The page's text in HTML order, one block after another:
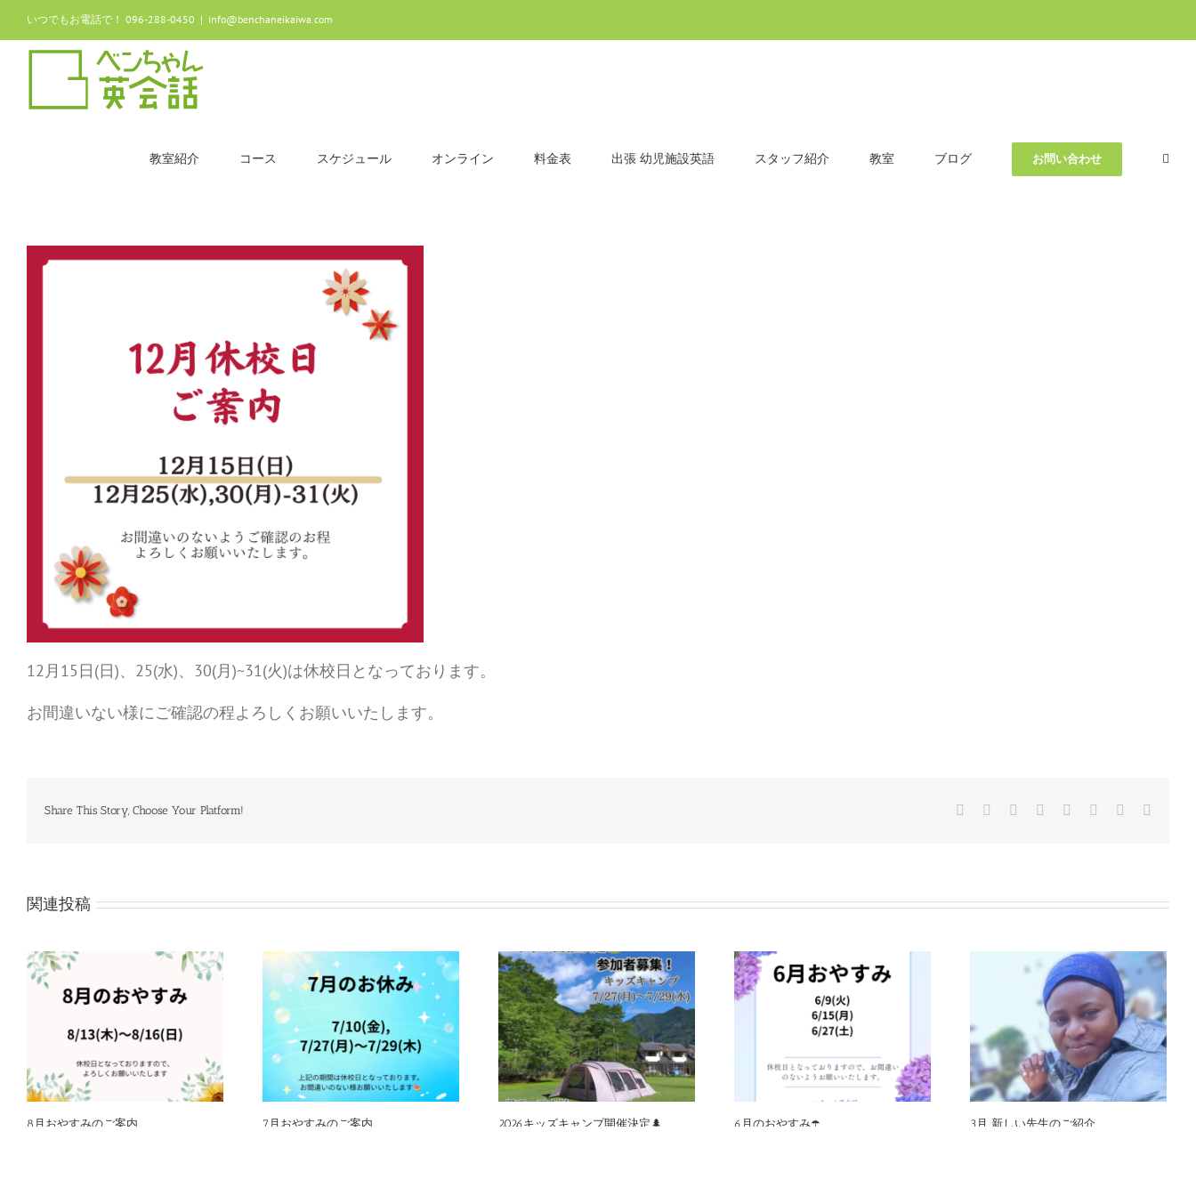
Skip
to
content
いつでもお電話で！ 096-288-0450 | info@benchaneikaiwa.com
教室紹介 コース スケジュール オンライン 料金表 出張 幼児施設英語 スタッフ紹介 教室 ブログ お問い合わせ
12月15日(日)、25(水)、30(月)~31(火)は休校日となっております。
お間違いない様にご確認の程よろしくお願いいたします。
Share This Story, Choose Your Platform! Facebook
TwitterReddit LinkedIn
TumblrPinterest
関連投稿
8月おやすみのご案内
7月おやすみのご案内
2026キッズキャンプ開催決定🌲
6月のおやすみ☂️
3月 新しい先生のご紹介